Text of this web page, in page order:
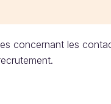
concernant les